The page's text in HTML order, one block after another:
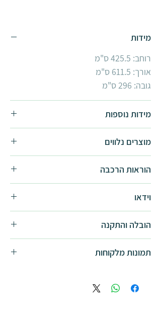
מידות
רוחב: 425.5 ס"מ
אורך: 611.5 ס"מ
גובה: 296 ס"מ
מידות נוספות
3.6x4.9
4.3x4.3
מוצרים נלווים
סט רשתות לגזיבו
הוראות הרכבה
וידאו
סרטון הרכבה -
הובלה והתקנה
התקנה על משטח\חיפוי מיוחד ו\או אביזרי
סבלות/התקנה מיוחדת, יש לפנות ישירות
תמונות מלקוחות